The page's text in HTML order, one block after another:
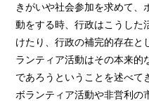
きがいや社会参加を求めて、
動をする時、行政はこうした
けたり、行政の補完的存在と
ランティア活動はその本来的
であろうということを述べて
ボランティア活動や非営利の